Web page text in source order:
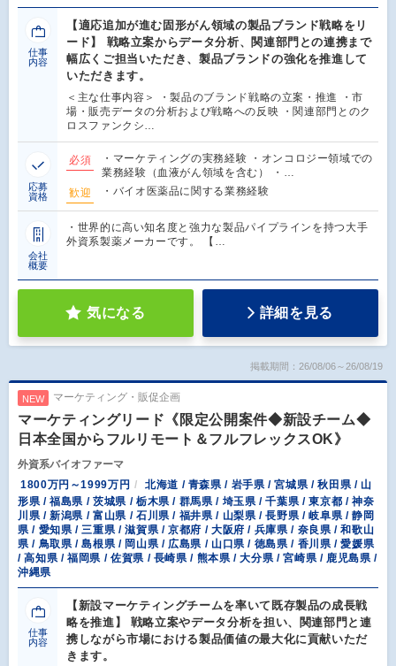
仕事
内容
【適応追加が進む固形がん領域の製品ブランド戦略をリ
ード】 戦略立案からデータ分析、関連部門との連携まで
幅広くご担当いただき、製品ブランドの強化を推進して
いただきます。
＜主な仕事内容＞ ・製品のブランド戦略の立案・推進 ・市
場・販売データの分析および戦略への反映 ・関連部門とのク
ロスファンクシ…
応募
資格
必須
・マーケティングの実務経験 ・オンコロジー領域での
業務経験（血液がん領域を含む） ・…
歓迎
・バイオ医薬品に関する業務経験
会社
概要
・世界的に高い知名度と強力な製品パイプラインを持つ大手
外資系製薬メーカーです。 【…
気になる 詳細を見る
掲載期間：26/08/06～26/08/19
NEW マーケティング・販促企画
マーケティングリード《限定公開案件◆新設チーム◆
日本全国からフルリモート＆フルフレックスOK》
外資系バイオファーマ
1800万円～1999万円
北海道 / 青森県 / 岩手県 / 宮城県 / 秋田県 / 山
形県 / 福島県 / 茨城県 / 栃木県 / 群馬県 / 埼玉県 / 千葉県 / 東京都 / 神奈
川県 / 新潟県 / 富山県 / 石川県 / 福井県 / 山梨県 / 長野県 / 岐阜県 / 静岡
県 / 愛知県 / 三重県 / 滋賀県 / 京都府 / 大阪府 / 兵庫県 / 奈良県 / 和歌山
県 / 鳥取県 / 島根県 / 岡山県 / 広島県 / 山口県 / 徳島県 / 香川県 / 愛媛県
/ 高知県 / 福岡県 / 佐賀県 / 長崎県 / 熊本県 / 大分県 / 宮崎県 / 鹿児島県 /
沖縄県
仕事
内容
【新設マーケティングチームを率いて既存製品の成長戦
略を推進】 戦略立案やデータ分析を担い、関連部門と連
携しながら市場における製品価値の最大化に貢献いただ
きます。